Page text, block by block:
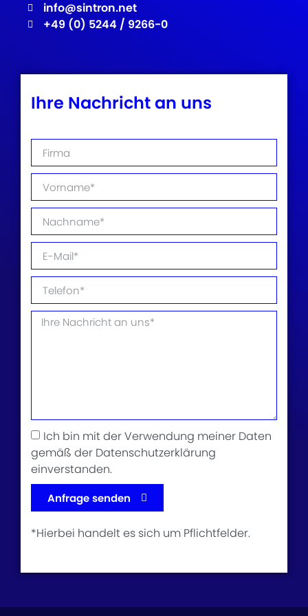
info@sintron.net
+49 (0) 5244 / 9266-0
Ihre Nachricht an uns
Ich bin mit der Verwendung meiner Daten
gemäß der Datenschutzerklärung
einverstanden.
Anfrage senden
*Hierbei handelt es sich um Pflichtfelder.